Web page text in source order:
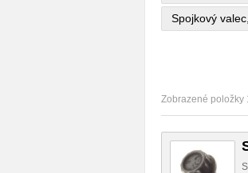
Spojkový
Zobrazené položky